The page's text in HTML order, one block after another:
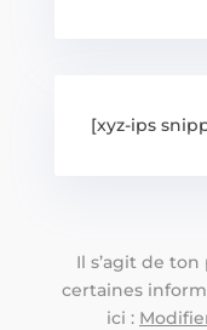
[xyz-ips
Il s’agit de
certaines
ici :